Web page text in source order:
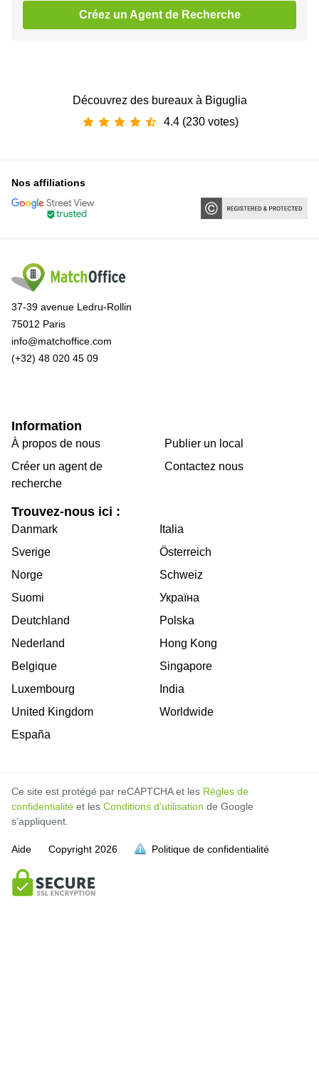
Créez un Agent de Recherche
Découvrez des bureaux à Biguglia
4.4 (230 votes)
Nos affiliations
37-39 avenue Ledru-Rollin
75012 Paris
info@matchoffice.com
(+32) 48 020 45 09
Information
À propos de nous
Créer un agent de
recherche
Publier un local
Contactez nous
Trouvez-nous ici :
Danmark
Sverige
Norge
Suomi
Deutchland
Nederland
Belgique
Luxembourg
United Kingdom
España
Italia
Österreich
Schweiz
Україна
Polska
Hong Kong
Singapore
India
Worldwide
Ce site est protégé par reCAPTCHA et les Règles de
confidentialité et les Conditions d’utilisation de Google
s’appliquent.
Aide Copyright 2026 Politique de confidentialité